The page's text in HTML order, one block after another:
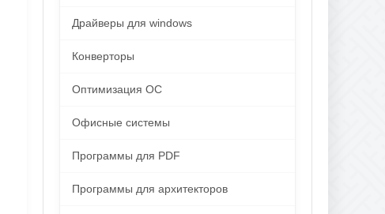
Драйверы для windows
Конверторы
Оптимизация ОС
Офисные системы
Программы для PDF
Программы для архитекторов